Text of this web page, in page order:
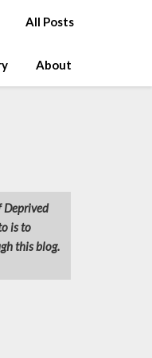
All Posts
About
Deprived
is to
this blog.